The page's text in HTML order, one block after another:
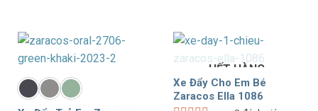
5
sao
HẾT HÀNG
Xe Đẩy Cho Em Bé
Zaracos Ella 1086